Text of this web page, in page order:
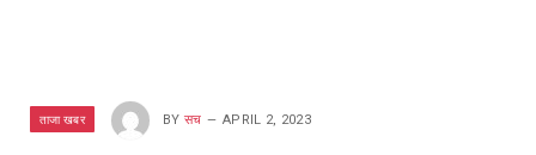
ताजा खबर BY सच APRIL 2, 2023